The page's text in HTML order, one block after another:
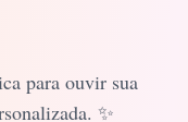
para ouvir sua
✨